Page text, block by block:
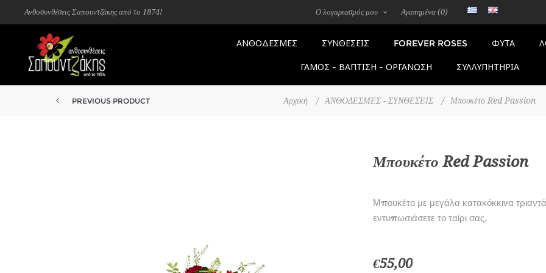
Ανθοσυνθέσεις Σαπουντζάκης από το 1874! Ο λογαριασμός μου Αγαπημένα (0)
ΑΝΘΟΔΕΣΜΕΣ ΣΥΝΘΕΣΕΙΣ FOREVER ROSES ΦΥΤΑ
ΓΑΜΟΣ - ΒΑΠΤΙΣΗ - ΟΡΓΑΝΩΣΗ ΣΥΛΛΥΠΗΤΗΡΙΑ
Αρχική / ΑΝΘΟΔΕΣΜΕΣ - ΣΥΝΘΕΣΕΙΣ / Μπουκέτο Red Passion
PREVIOUS PRODUCT
Μπουκέτο Red Passion
Μπουκέτο με μεγάλα κατακόκκινα
εντυπωσιάσετε το ταίρι σας.
€55,00